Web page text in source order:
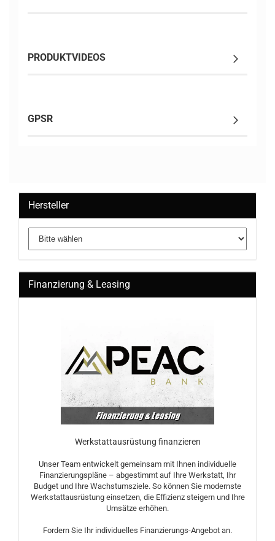
PRODUKTVIDEOS
GPSR
Hersteller
Finanzierung & Leasing
Werkstattausrüstung finanzieren
Unser Team entwickelt gemeinsam mit Ihnen individuelle
Finanzierungspläne – abgestimmt auf Ihre Werkstatt, Ihr
Budget und Ihre Wachstumsziele. So können Sie modernste
Werkstattausrüstung einsetzen, die Effizienz steigern und Ihre
Umsätze erhöhen.
Fordern Sie Ihr individuelles Finanzierungs-Angebot an.